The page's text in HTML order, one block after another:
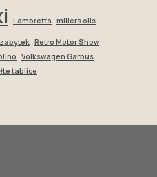
Lambretta millers oils
Retro Motor Show
Volkswagen Garbus
tablice